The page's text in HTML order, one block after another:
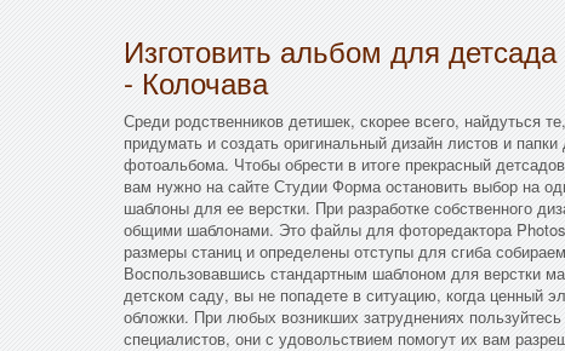
Изготовить альбом для
- Колочава
Среди родственников детишек, скорее всего, найдуться
придумать и создать оригинальный дизайн листов и папки
фотоальбома. Чтобы обрести в итоге прекрасный
вам нужно на сайте Студии Форма остановить выбор на
шаблоны для ее верстки. При разработке собственного
общими шаблонами. Это файлы для фоторедактора
размеры станиц и определены отступы для сгиба
Воспользовавшись стандартным шаблоном для верстки
детском саду, вы не попадете в ситуацию, когда ценный
обложки. При любых возникших затруднениях
специалистов, они с удовольствием помогут их вам